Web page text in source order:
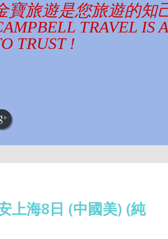
寶旅遊是您旅遊的知
TRAVEL IS
TRUST !
上海8日 (中國美) (純